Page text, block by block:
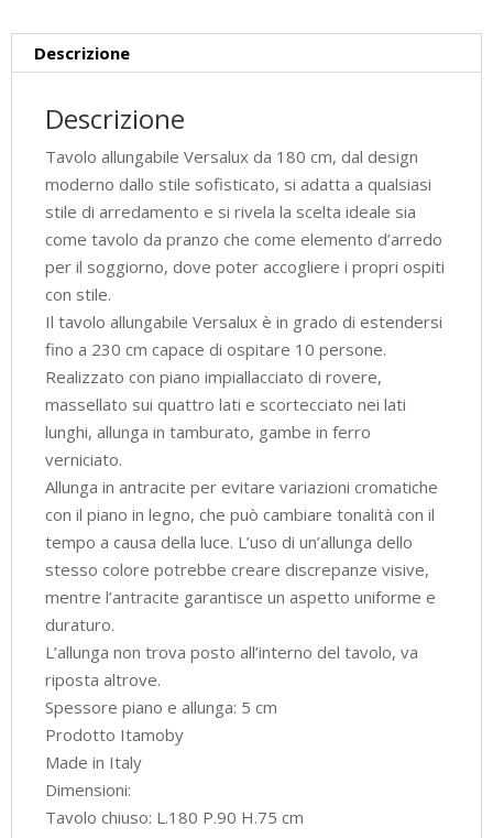
multicolore
4/CDescrizione
Descrizione
Tavolo allungabile Versalux da 180 cm, dal design
moderno dallo stile sofisticato, si adatta a qualsiasi
stile di arredamento e si rivela la scelta ideale sia
come tavolo da pranzo che come elemento d’arredo
per il soggiorno, dove poter accogliere i propri ospiti
con stile.
Il tavolo allungabile Versalux è in grado di estendersi
fino a 230 cm capace di ospitare 10 persone.
Realizzato con piano impiallacciato di rovere,
massellato sui quattro lati e scortecciato nei lati
lunghi, allunga in tamburato, gambe in ferro
verniciato.
Allunga in antracite per evitare variazioni cromatiche
con il piano in legno, che può cambiare tonalità con il
tempo a causa della luce. L’uso di un’allunga dello
stesso colore potrebbe creare discrepanze visive,
mentre l’antracite garantisce un aspetto uniforme e
duraturo.
L’allunga non trova posto all’interno del tavolo, va
riposta altrove.
Spessore piano e allunga: 5 cm
Prodotto Itamoby
Made in Italy
Dimensioni:
Tavolo chiuso: L.180 P.90 H.75 cm